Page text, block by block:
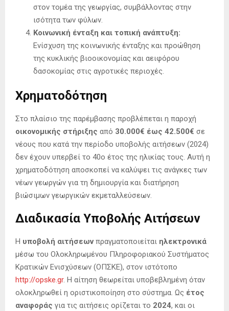
στον τομέα της γεωργίας, συμβάλλοντας στην
ισότητα των φύλων.
Κοινωνική ένταξη και τοπική ανάπτυξη:
Ενίσχυση της κοινωνικής ένταξης και προώθηση
της κυκλικής βιοοικονομίας και αειφόρου
δασοκομίας στις αγροτικές περιοχές.
Χρηματοδότηση
Στο πλαίσιο της παρέμβασης προβλέπεται η παροχή
οικονομικής στήριξης από 30.000€ έως 42.500€ σε
νέους που κατά την περίοδο υποβολής αιτήσεων (2024)
δεν έχουν υπερβεί το 40ο έτος της ηλικίας τους. Αυτή η
χρηματοδότηση αποσκοπεί να καλύψει τις ανάγκες των
νέων γεωργών για τη δημιουργία και διατήρηση
βιώσιμων γεωργικών εκμεταλλεύσεων.
Διαδικασία Υποβολής Αιτήσεων
Η υποβολή αιτήσεωνπραγματοποιείται ηλεκτρονικά
μέσω του Ολοκληρωμένου Πληροφοριακού Συστήματος
Κρατικών Ενισχύσεων (ΟΠΣΚΕ), στον ιστότοπο
http://opske.gr. Η αίτηση θεωρείται υποβεβλημένη όταν
ολοκληρωθεί η οριστικοποίηση στο σύστημα. Ως έτος
αναφοράς για τις αιτήσεις ορίζεται το 2024, και οι